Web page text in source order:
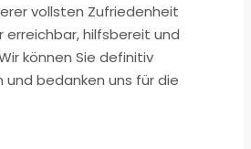
vollsten Zufriedenheit
erreichbar, hilfsbereit und
können Sie definitiv
bedanken uns für die